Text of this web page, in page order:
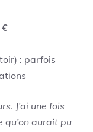
€
: parfois
J’ai une fois
qu’on aurait pu